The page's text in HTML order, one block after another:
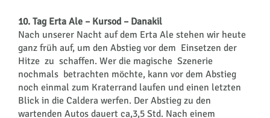
10. Tag Erta Ale – Kursod – Danakil
Nach unserer Nacht auf dem Erta Ale stehen wir heute
ganz früh auf, um den Abstieg vor dem Einsetzen der
Hitze zu schaffen. Wer die magische Szenerie
nochmals betrachten möchte, kann vor dem Abstieg
noch einmal zum Kraterrand laufen und einen letzten
Blick in die Caldera werfen. Der Abstieg zu den
wartenden Autos dauert ca,3,5 Std. Nach einem